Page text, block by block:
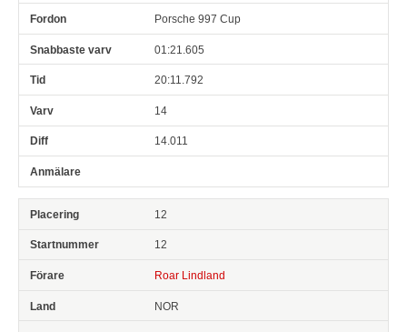
Porsche 997 Cup
01:21.605
20:11.792
14
14.011
12
12
Roar Lindland
NOR